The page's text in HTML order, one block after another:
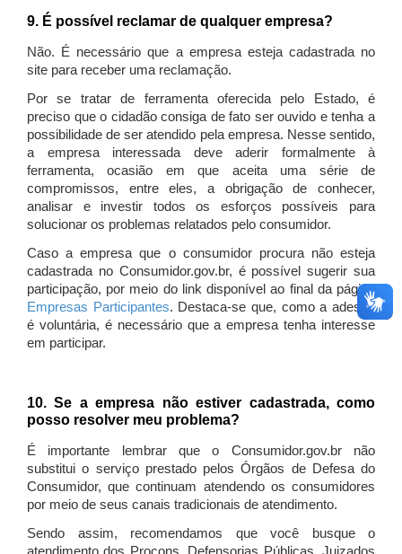
9. É possível reclamar de qualquer empresa?
Não. É necessário que a empresa esteja cadastrada no
site para receber uma reclamação.
Por se tratar de ferramenta oferecida pelo Estado, é
preciso que o cidadão consiga de fato ser ouvido e tenha a
possibilidade de ser atendido pela empresa. Nesse sentido,
a empresa interessada deve aderir formalmente à
ferramenta, ocasião em que aceita uma série de
compromissos, entre eles, a obrigação de conhecer,
analisar e investir todos os esforços possíveis para
solucionar os problemas relatados pelo consumidor.
Caso a empresa que o consumidor procura não esteja
cadastrada no Consumidor.gov.br, é possível sugerir sua
participação, por meio do link disponível ao final da página
Empresas Participantes. Destaca-se que, como a adesão
é voluntária, é necessário que a empresa tenha interesse
em participar.
10. Se a empresa não estiver cadastrada, como
posso resolver meu problema?
É importante lembrar que o Consumidor.gov.br não
substitui o serviço prestado pelos Órgãos de Defesa do
Consumidor, que continuam atendendo os consumidores
por meio de seus canais tradicionais de atendimento.
Sendo assim, recomendamos que você busque o